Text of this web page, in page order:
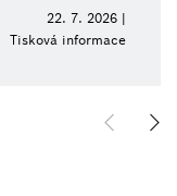
22. 7. 2026 |
Tisková informace